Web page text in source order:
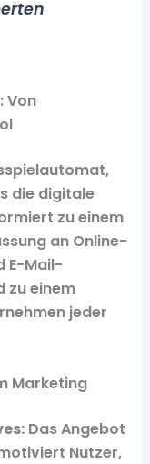
Von
die digitale
zu einem
an Online-
E-Mail-
zu einem
jeder
Marketing
Das Angebot
Nutzer,